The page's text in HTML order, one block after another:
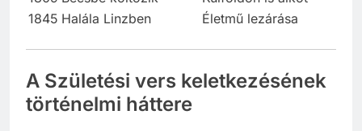
1845 Halála Linzben Életmű lezárása
A Születési vers keletkezésének
történelmi háttere